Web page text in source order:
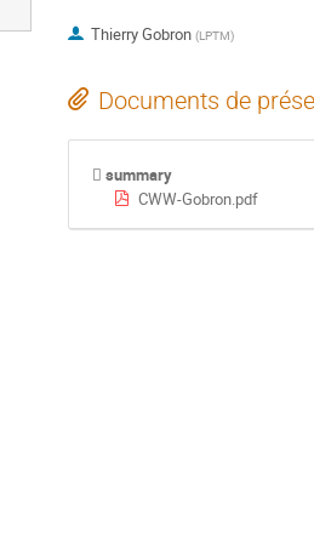
Thierry Gobron (LPTM)
Documents de
summary
CWW-Gobron.pdf